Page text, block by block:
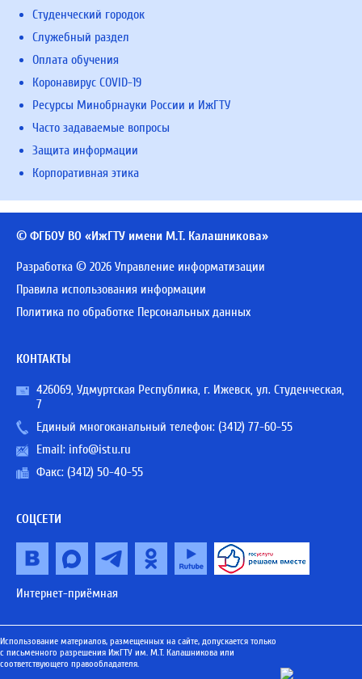
Студенческий городок
Служебный раздел
Оплата обучения
Коронавирус COVID-19
Ресурсы Минобрнауки России и ИжГТУ
Часто задаваемые вопросы
Защита информации
Корпоративная этика
© ФГБОУ ВО «ИжГТУ имени М.Т. Калашникова»
Разработка © 2026 Управление информатизации
Правила использования информации
Политика по обработке Персональных данных
КОНТАКТЫ
426069, Удмуртская Республика, г. Ижевск, ул. Студенческая,
7
Единый многоканальный телефон: (3412) 77-60-55
Email: info@istu.ru
Факс: (3412) 50-40-55
СОЦСЕТИ
Интернет-приёмная
Использование материалов, размещенных на сайте, допускается только
с письменного разрешения ИжГТУ им. М.Т. Калашникова или
соответствующего правообладателя.